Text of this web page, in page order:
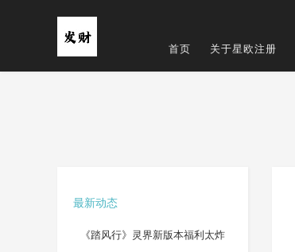
首页 关于星欧注册
最新动态
《踏风行》灵界新版本福利太炸